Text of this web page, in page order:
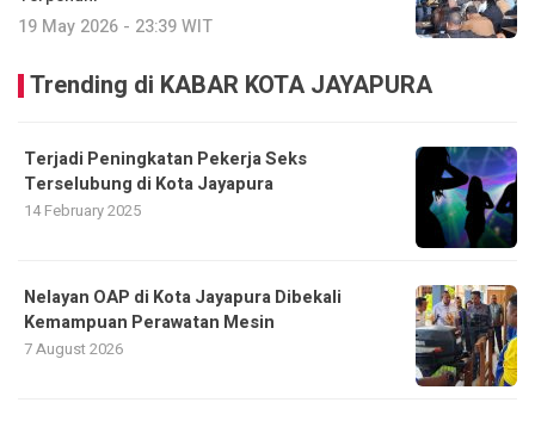
19 May 2026 - 23:39 WIT
Trending di KABAR KOTA JAYAPURA
Terjadi Peningkatan Pekerja Seks
Terselubung di Kota Jayapura
14 February 2025
Nelayan OAP di Kota Jayapura Dibekali
Kemampuan Perawatan Mesin
7 August 2026